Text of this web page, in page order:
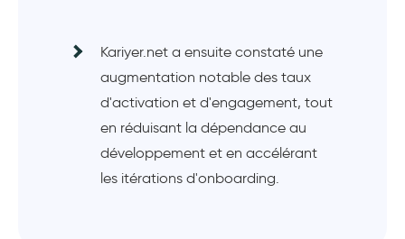
Kariyer.net a ensuite constaté une
augmentation notable des taux
d'activation et d'engagement, tout
en réduisant la dépendance au
développement et en accélérant
les itérations d'onboarding.